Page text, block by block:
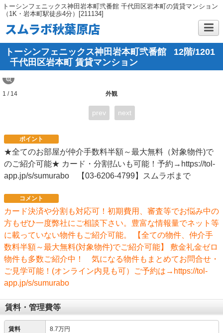
トーシンフェニックス神田岩本町弐番館 千代田区岩本町の賃貸マンション
（1K・岩本町駅徒歩4分）[211134]
スムラボ秋葉原店
トーシンフェニックス神田岩本町弐番館
12階/1201
千代田区岩本町 賃貸マンション
外観
1 / 14
prev next
ポイント
★全てのお部屋が仲介手数料半額～最大無料（対象物件)で
のご紹介可能★ カード・分割払いも可能！予約→https://tol-
app.jp/s/sumurabo 【03-6206-4799】スムラボまで
コメント
カード決済や分割も対応可！初期費用、審査等でお悩み中の
方もぜひ一度弊社にご相談下さい。豊富な情報量でネット等
に載っていない物件もご紹介可能。 【全ての物件、仲介手
数料半額～最大無料(対象物件)でご紹介可能】 敷金礼金ゼロ
物件も多数ご紹介中！ 気になる物件もまとめてお問合せ・
ご見学可能！(オンライン内見も可）ご予約は→https://tol-
app.jp/s/sumurabo
賃料・管理費等
賃料 8.7万円